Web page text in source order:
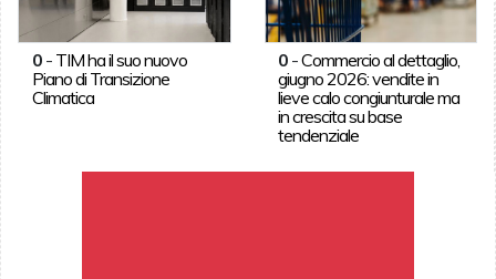
0- TIM ha il suo nuovo
Piano di Transizione
Climatica
0 -Commercio al dettaglio,
giugno 2026: vendite in
lieve calo congiunturale ma
in crescita su base
tendenziale